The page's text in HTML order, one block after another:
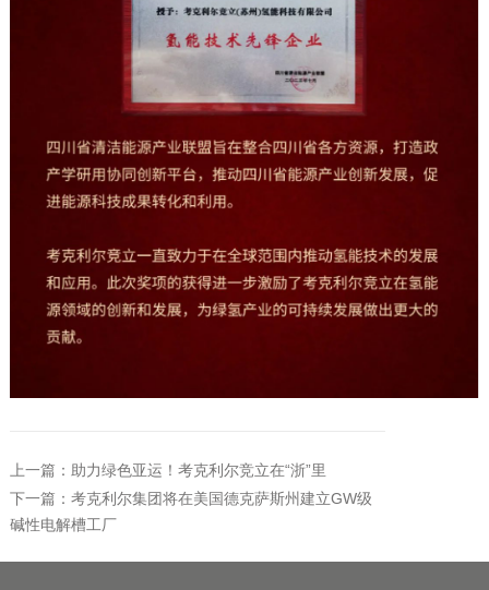
上一篇：助力绿色亚运！考克利尔竞立在“浙”里
下一篇：考克利尔集团将在美国德克萨斯州建立GW级
碱性电解槽工厂